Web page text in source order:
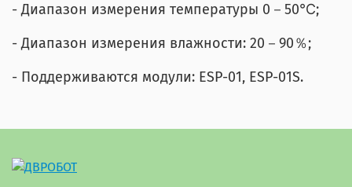
- Диапазон измерения температуры 0－50℃;
- Диапазон измерения влажности: 20－90％;
- Поддерживаются модули: ESP-01, ESP-01S.